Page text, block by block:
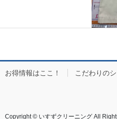
お得情報はここ！ こだわりの
Copyright © いすずクリーニング All